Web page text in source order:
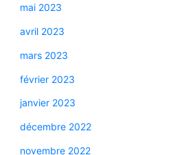
mai 2023
avril 2023
mars 2023
février 2023
janvier 2023
décembre 2022
novembre 2022